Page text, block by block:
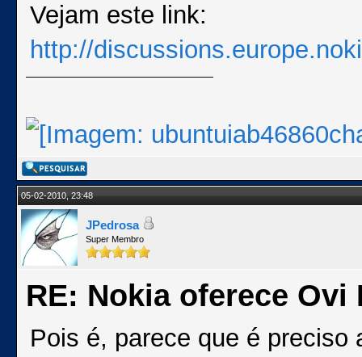
Vejam este link:
http://
05-02-2010, 23:48
JPedrosa
Super Membro
RE: Nokia oferece Ovi
Pois é, parece que é preciso